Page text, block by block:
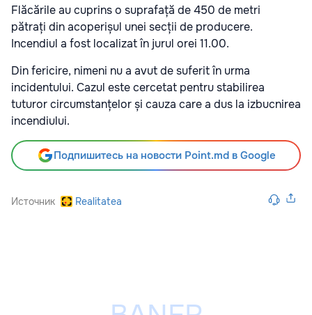
Flăcările au cuprins o suprafață de 450 de metri
pătrați din acoperișul unei secții de producere.
Incendiul a fost localizat în jurul orei 11.00.
Din fericire, nimeni nu a avut de suferit în urma
incidentului. Cazul este cercetat pentru stabilirea
tuturor circumstanțelor și cauza care a dus la izbucnirea
incendiului.
Подпишитесь на новости Point.md в Google
Источник Realitatea